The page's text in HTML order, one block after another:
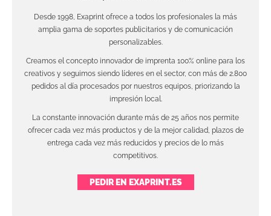
Desde 1998, Exaprint ofrece a todos los profesionales la más
amplia gama de soportes publicitarios y de comunicación
personalizables.
Creamos el concepto innovador de imprenta 100% online para los
creativos y seguimos siendo líderes en el sector, con más de 2.800
pedidos al día procesados por nuestros equipos, priorizando la
impresión local.
La constante innovación durante más de 25 años nos permite
ofrecer cada vez más productos y de la mejor calidad, plazos de
entrega cada vez más reducidos y precios de lo más
competitivos.
PEDIR EN EXAPRINT.ES